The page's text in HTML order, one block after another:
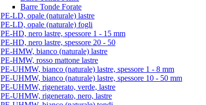
Barre Tonde Forate
PE-LD, opale (naturale) lastre
PE-LD, opale (naturale) fogli
PE-HD, nero lastre, spessore 1 - 15 mm
PE-HD, nero lastre, spessore 20 - 50
PE-HMW, bianco (naturale) lastre
PE-HMW, rosso mattone lastre
PE-UHMW, bianco (naturale) lastre, spessore 1 - 8 mm
PE-UHMW, bianco (naturale) lastre, spessore 10 - 50 mm
PE-UHMW, rigenerato, verde, lastre
PE-UHMW, rigenerato, nero, lastre